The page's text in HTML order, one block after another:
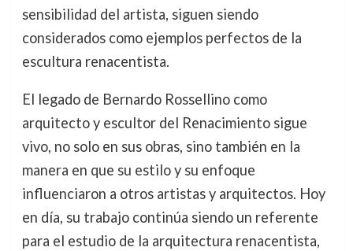
sensibilidad del artista, siguen siendo
considerados como ejemplos perfectos de la
escultura renacentista.
El legado de Bernardo Rossellino como
arquitecto y escultor del Renacimiento sigue
vivo, no solo en sus obras, sino también en la
manera en que su estilo y su enfoque
influenciaron a otros artistas y arquitectos. Hoy
en día, su trabajo continúa siendo un referente
para el estudio de la arquitectura renacentista,